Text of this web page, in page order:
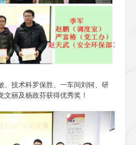
、技术科罗保胜、一车间刘轲、研
文丽及杨政芬获得优秀奖！